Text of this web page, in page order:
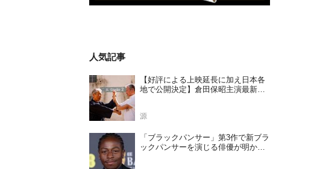
人気記事
【好評による上映延長に加え日本各
地で公開決定】倉田保昭主演最新作
源
「ブラックパンサー」第3作で新ブラ
ックパンサーを演じる俳優が明かさ